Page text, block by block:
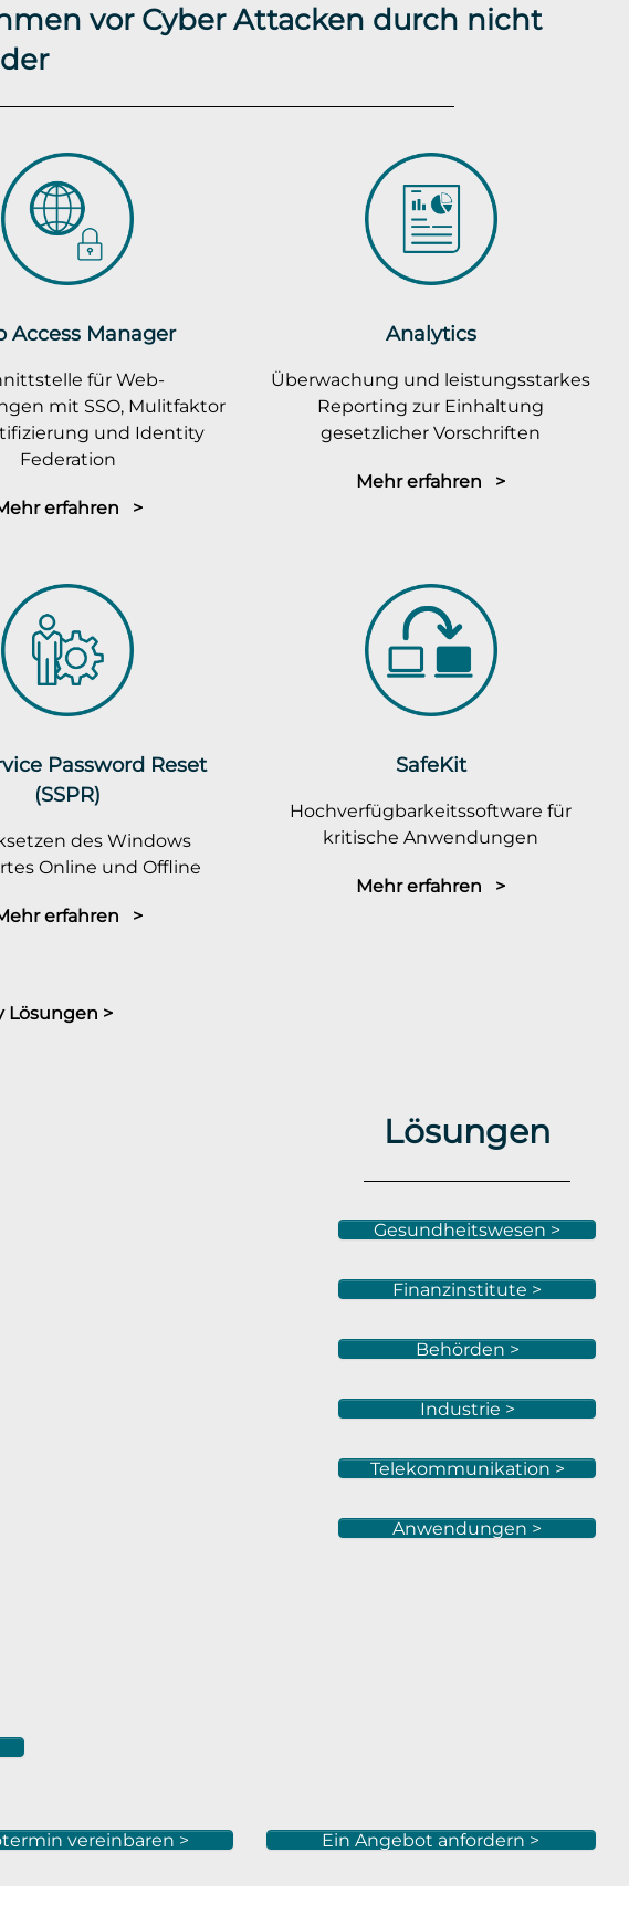
vor Cyber Attacken durch nicht
Access Manager
für Web-
mit SSO, Mulitfaktor
und Identity
Federation
erfahren >
Analytics
Überwachung und leistungsstarkes
Reporting zur Einhaltung
gesetzlicher Vorschriften
Mehr erfahren >
Password Reset
(SSPR)
des Windows
Online und Offline
erfahren >
SafeKit
Hochverfügbarkeitssoftware für
kritische Anwendungen
Mehr erfahren >
Lösungen >
Lösungen
Gesundheitswesen >
Finanzinstitute >
Behörden >
Industrie >
Telekommunikation >
Anwendungen >
vereinbaren > Ein Angebot anfordern >